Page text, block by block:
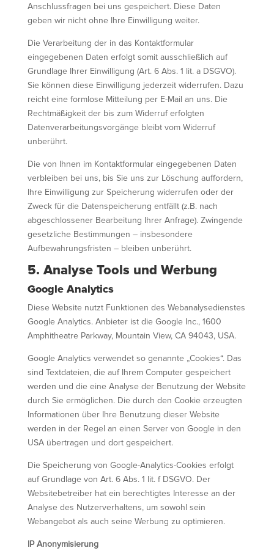
Anschlussfragen bei uns gespeichert. Diese Daten
geben wir nicht ohne Ihre Einwilligung weiter.
Die Verarbeitung der in das Kontaktformular
eingegebenen Daten erfolgt somit ausschließlich auf
Grundlage Ihrer Einwilligung (Art. 6 Abs. 1 lit. a DSGVO).
Sie können diese Einwilligung jederzeit widerrufen. Dazu
reicht eine formlose Mitteilung per E-Mail an uns. Die
Rechtmäßigkeit der bis zum Widerruf erfolgten
Datenverarbeitungsvorgänge bleibt vom Widerruf
unberührt.
Die von Ihnen im Kontaktformular eingegebenen Daten
verbleiben bei uns, bis Sie uns zur Löschung auffordern,
Ihre Einwilligung zur Speicherung widerrufen oder der
Zweck für die Datenspeicherung entfällt (z.B. nach
abgeschlossener Bearbeitung Ihrer Anfrage). Zwingende
gesetzliche Bestimmungen – insbesondere
Aufbewahrungsfristen – bleiben unberührt.
5. Analyse Tools und Werbung
Google Analytics
Diese Website nutzt Funktionen des Webanalysedienstes
Google Analytics. Anbieter ist die Google Inc., 1600
Amphitheatre Parkway, Mountain View, CA 94043, USA.
Google Analytics verwendet so genannte „Cookies“. Das
sind Textdateien, die auf Ihrem Computer gespeichert
werden und die eine Analyse der Benutzung der Website
durch Sie ermöglichen. Die durch den Cookie erzeugten
Informationen über Ihre Benutzung dieser Website
werden in der Regel an einen Server von Google in den
USA übertragen und dort gespeichert.
Die Speicherung von Google-Analytics-Cookies erfolgt
auf Grundlage von Art. 6 Abs. 1 lit. f DSGVO. Der
Websitebetreiber hat ein berechtigtes Interesse an der
Analyse des Nutzerverhaltens, um sowohl sein
Webangebot als auch seine Werbung zu optimieren.
IP Anonymisierung